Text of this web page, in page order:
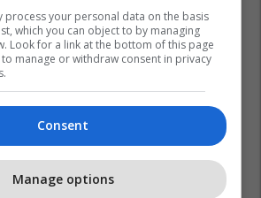
Vladimir Putin Rusia
process your personal data on the basis
which you can object to by managing
Look for a link at the bottom of this page
manage or withdraw consent in privacy
Consent
Manage options